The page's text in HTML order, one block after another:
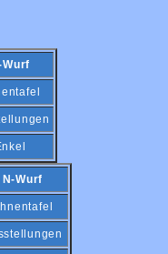
Wurf
N-Wurf